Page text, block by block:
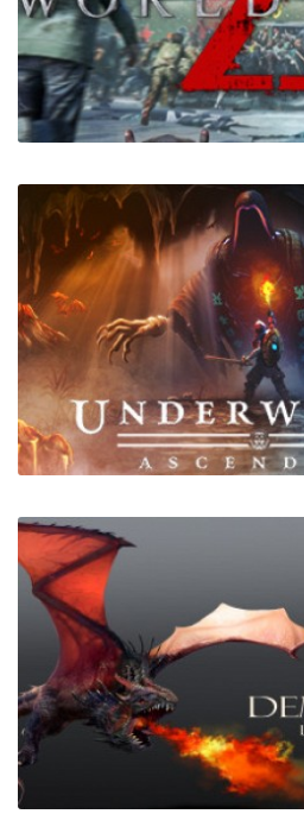
Decks &
World War
Underworld